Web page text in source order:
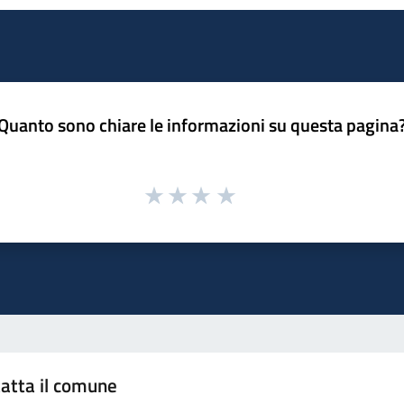
sono chiare le informazioni su questa
il comune